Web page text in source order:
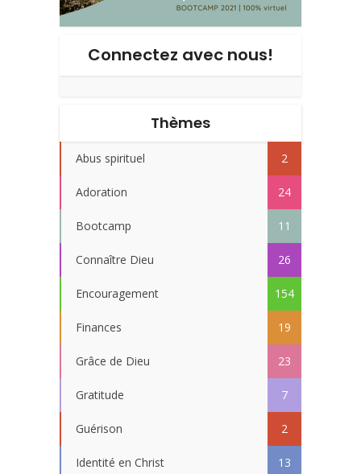
Connectez avec nous!
Thèmes
Abus spirituel 2
Adoration 24
Bootcamp 11
Connaître Dieu 26
Encouragement 154
Finances 19
Grâce de Dieu 23
Gratitude 7
Guérison 2
Identité en Christ 13